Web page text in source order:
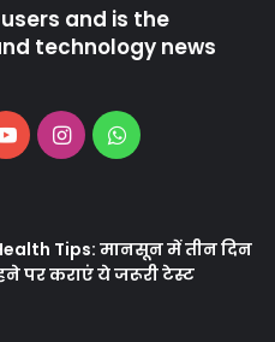
and is the
technology news
YouTubeInstagramWhatsApp
Tips: मानसून में तीन दिन
पर कराएं ये जरूरी टेस्ट